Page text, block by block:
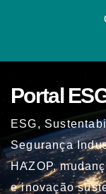
Portal
ESG,
Segurança
HAZOP,
e inovação